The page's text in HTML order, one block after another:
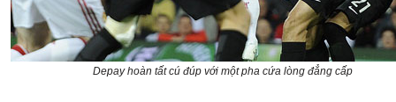
Depay hoàn tất cú đúp với một pha cứa lòng đẳng cấp